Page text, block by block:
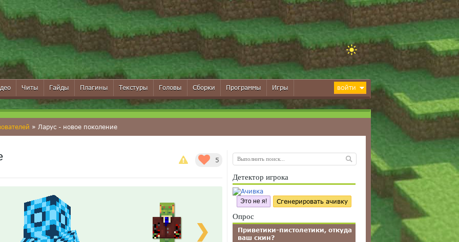
Читы Гайды Плагины Текстуры Головы Сборки Программы Игры ВОЙТИ
» Ларус - новое поколение
5
❯
Детектор игрока
Это не я! Сгенерировать ачивку
Опрос
Приветики-пистолетики, откуда
ваш скин?